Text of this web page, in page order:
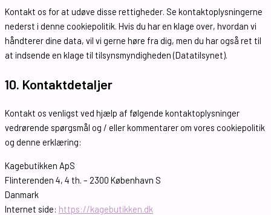
Kontakt os for at udøve disse rettigheder. Se kontaktoplysningerne
nederst i denne cookiepolitik. Hvis du har en klage over, hvordan vi
håndterer dine data, vil vi gerne høre fra dig, men du har også ret til
at indsende en klage til tilsynsmyndigheden (Datatilsynet).
10. Kontaktdetaljer
Kontakt os venligst ved hjælp af følgende kontaktoplysninger
vedrørende spørgsmål og / eller kommentarer om vores cookiepolitik
og denne erklæring:
Kagebutikken ApS
Flinterenden 4, 4 th. – 2300 København S
Danmark
Internet side: https://kagebutikken.dk